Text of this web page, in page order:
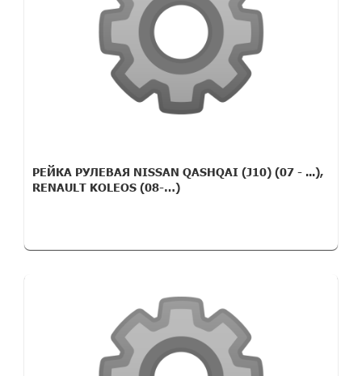
РЕЙКА РУЛЕВАЯ NISSAN QASHQAI (J10) (07 - ...),
RENAULT KOLEOS (08-…)